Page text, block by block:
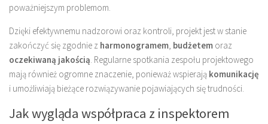
poważniejszym problemom.
Dzięki efektywnemu nadzorowi oraz kontroli, projekt jest w stanie
zakończyć się zgodnie z harmonogramem, budżetem oraz
oczekiwaną jakością. Regularne spotkania zespołu projektowego
mają również ogromne znaczenie, ponieważ wspierają komunikację
i umożliwiają bieżące rozwiązywanie pojawiających się trudności.
Jak wygląda współpraca z inspektorem